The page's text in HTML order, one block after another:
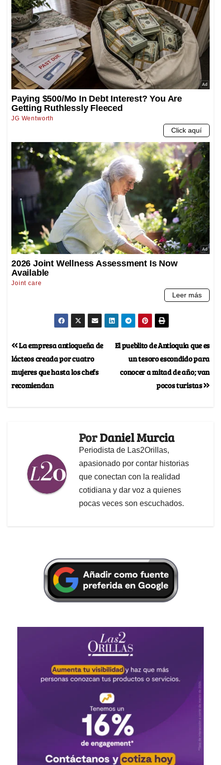
El pueblito de Antioquia que es
un tesoro escondido para
conocer a mitad de año; van
pocos turistas
La empresa antioqueña de
lácteos creada por cuatro
mujeres que hasta los chefs
recomiendan
PorDaniel Murcia
Periodista de Las2Orillas,
apasionado por contar historias
que conectan con la realidad
cotidiana y dar voz a quienes
pocas veces son escuchados.